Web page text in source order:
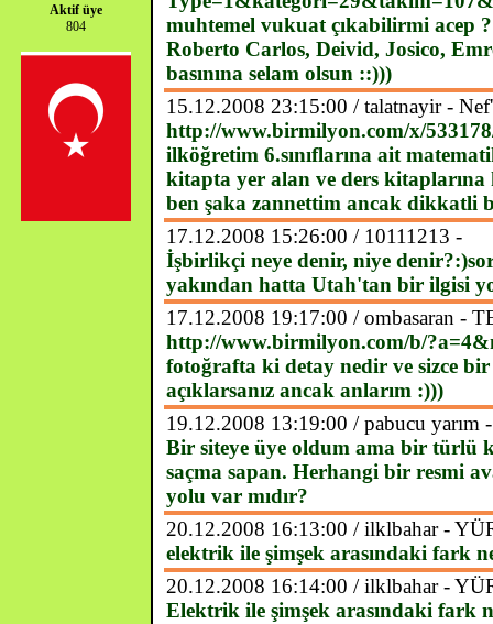
Aktif üye
804
muhtemel vukuat çıkabilirmi acep
Roberto Carlos, Deivid, Josico,
basınına selam olsun ::)))
15.12.2008 23:15:00 / talatnayir -
http://www.birmilyon.com/x/
ilköğretim 6.sınıflarına ait
kitapta yer alan ve ders
ben şaka zannettim ancak dikkatli
17.12.2008 15:26:00 / 10111213 -
İşbirlikçi neye denir, niye
yakından hatta Utah'tan bir ilgisi
17.12.2008 19:17:00 / ombasaran -
http://www.birmilyon.com/b/
fotoğrafta ki detay nedir ve sizce bir
açıklarsanız ancak anlarım :)))
19.12.2008 13:19:00 / pabucu yarım -
Bir siteye üye oldum ama bir türlü
saçma sapan. Herhangi bir resmi
yolu var mıdır?
20.12.2008 16:13:00 / ilklbahar -
elektrik ile şimşek arasındaki fark
20.12.2008 16:14:00 / ilklbahar -
Elektrik ile şimşek arasındaki fark